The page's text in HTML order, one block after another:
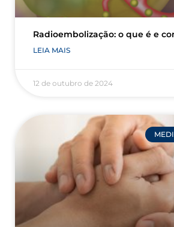
Radioembolização: o que é e
LEIA MAIS
12 de outubro de 2024